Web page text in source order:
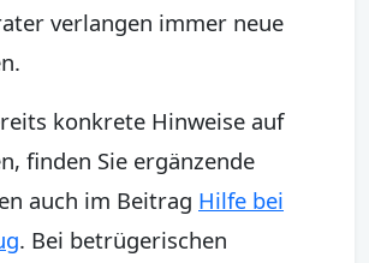
verlangen immer neue
konkrete Hinweise auf
finden Sie ergänzende
auch im Beitrag Hilfe bei
. Bei betrügerischen